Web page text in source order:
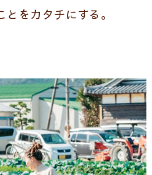
をカタチにする。